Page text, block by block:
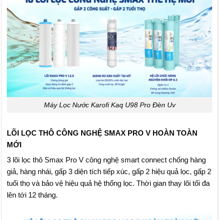
Máy Lọc Nước Karofi Kaq U98 Pro Đèn Uv
LÕI LỌC THÔ CÔNG NGHỆ SMAX PRO V HOÀN TOÀN
MỚI
3 lõi lọc thô Smax Pro V công nghệ smart connect chống hàng
giả, hàng nhái, gấp 3 diện tích tiếp xúc, gấp 2 hiệu quả lọc, gấp 2
tuổi thọ và bảo vệ hiệu quả hệ thống lọc. Thời gian thay lõi tối đa
lên tới 12 tháng.